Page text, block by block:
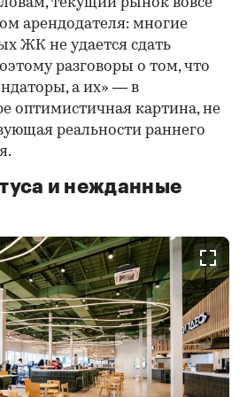
текущий рынок вовсе
арендодателя: многие
ЖК не удается сдать
разговоры о том, что
а их» — в
оптимистичная картина, не
реальности раннего
и нежданные